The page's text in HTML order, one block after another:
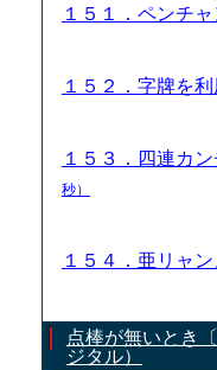
１５１．ペンチ
１５２．字牌を
１５３．四連カ
秒）
１５４．亜リャ
点棒が無いとき
ジタル）